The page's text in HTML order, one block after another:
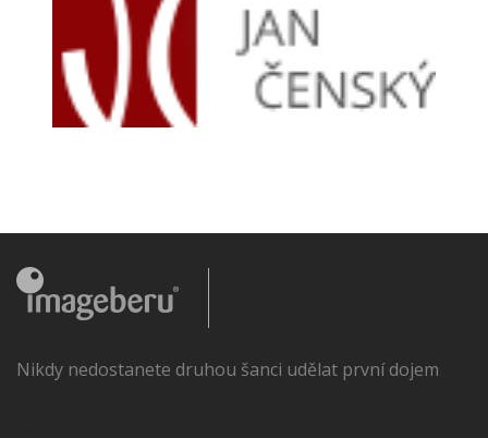
Nikdy nedostanete druhou šanci udělat první dojem